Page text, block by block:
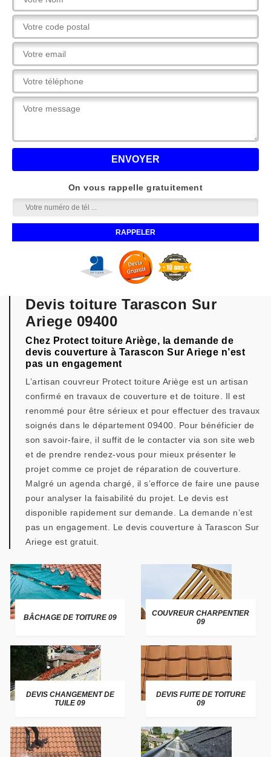
On vous rappelle gratuitement
Devis toiture Tarascon Sur
Ariege 09400
Chez Protect toiture Ariège, la demande de
devis couverture à Tarascon Sur Ariege n’est
pas un engagement
L’artisan couvreur Protect toiture Ariège est un artisan
confirmé en travaux de couverture et de toiture. Il est
renommé pour être sérieux et pour effectuer des travaux
soignés dans le département 09400. Pour bénéficier de
son savoir-faire, il suffit de le contacter via son site web
et de prendre rendez-vous pour mieux présenter le
projet comme ce projet de réparation de couverture.
Malgré un agenda chargé, il s’efforce de faire une pause
pour analyser la faisabilité du projet. Le devis est
disponible rapidement sur demande. La demande n’est
pas un engagement. Le devis couverture à Tarascon Sur
Ariege est gratuit.
BÂCHAGE DE TOITURE 09
COUVREUR CHARPENTIER
09
DEVIS CHANGEMENT DE
TUILE 09
DEVIS FUITE DE TOITURE
09